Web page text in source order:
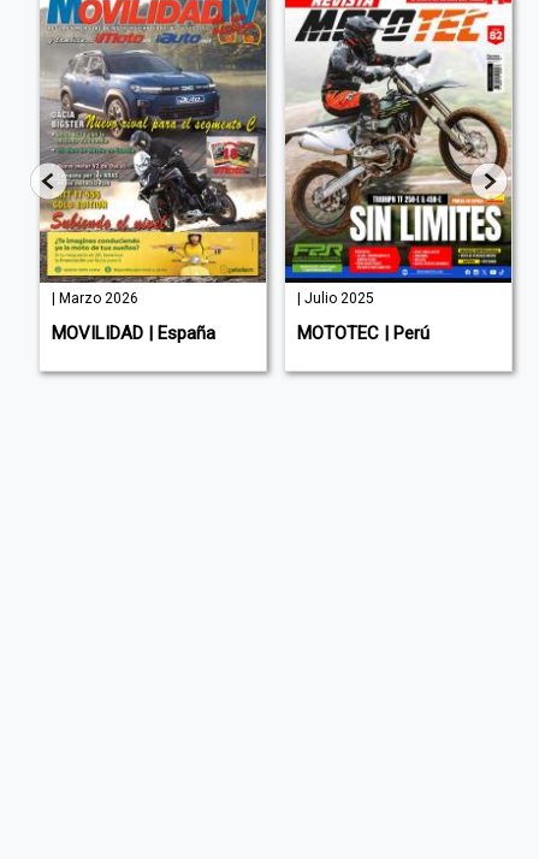
| Marzo 2026
MOVILIDAD | España
| Julio 2025
MOTOTEC | Perú